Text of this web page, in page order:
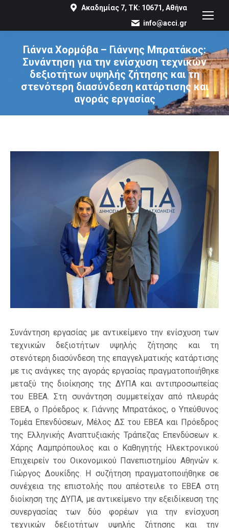
Ακαδημίας 7, ΤΚ: 10671, Αθήνα
info@acci.gr
Γιάννα Χορμόβα – Γιάννης Μπρατάκος:
Συνάντηση για την ενίσχυση τεχνικών
δεξιοτήτων υψηλής ζήτησης και τη
στενότερη διασύνδεση κατάρτισης και
αγοράς εργασίας
You are here:
Συνάντηση εργασίας με αντικείμενο την ενίσχυση των
τεχνικών δεξιοτήτων υψηλής ζήτησης και τη
στενότερη διασύνδεση της επαγγελματικής κατάρτισης
με τις ανάγκες της αγοράς εργασίας πραγματοποιήθηκε
μεταξύ της διοίκησης της ΔΥΠΑ και αντιπροσωπείας
του ΕΒΕΑ. Στη συνάντηση συμμετείχαν από πλευράς
ΕΒΕΑ, ο Πρόεδρος κ. Γιάννης Μπρατάκος, ο Υπεύθυνος
Τομέα Επενδύσεων, Μέλος ΔΣ του ΕΒΕΑ και Πρόεδρος
της Ελληνικής Αναπτυξιακής Τράπεζας Επενδύσεων κ.
Χάρης Λαμπρόπουλος και ο Καθηγητής Ηλεκτρονικού
Επιχειρείν του Οικονομικού Πανεπιστημίου Αθηνών κ.
Γιώργος Δουκίδης. Η συζήτηση πραγματοποιήθηκε σε
συνέχεια της επιστολής που απέστειλε το ΕΒΕΑ στη
διοίκηση της ΔΥΠΑ, με αντικείμενο την εξειδίκευση της
συνεργασίας των δύο φορέων για την ενίσχυση
τεχνικών δεξιοτήτων υψηλής ζήτησης και την